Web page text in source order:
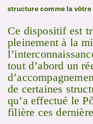
structure comme la vôtre
Ce dispositif est
pleinement à la
tout d’abord un
de certaines
qu’a effectué le
filière ces